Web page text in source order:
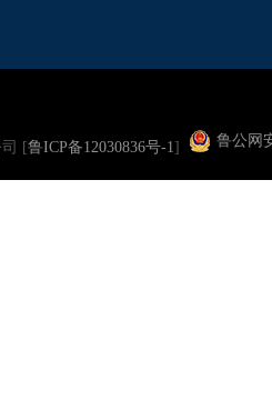
[鲁ICP备12030836号-1] 鲁公网